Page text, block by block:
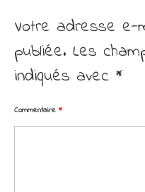
Votre adresse e-
publiée. Les
indiqués avec *
Commentaire *